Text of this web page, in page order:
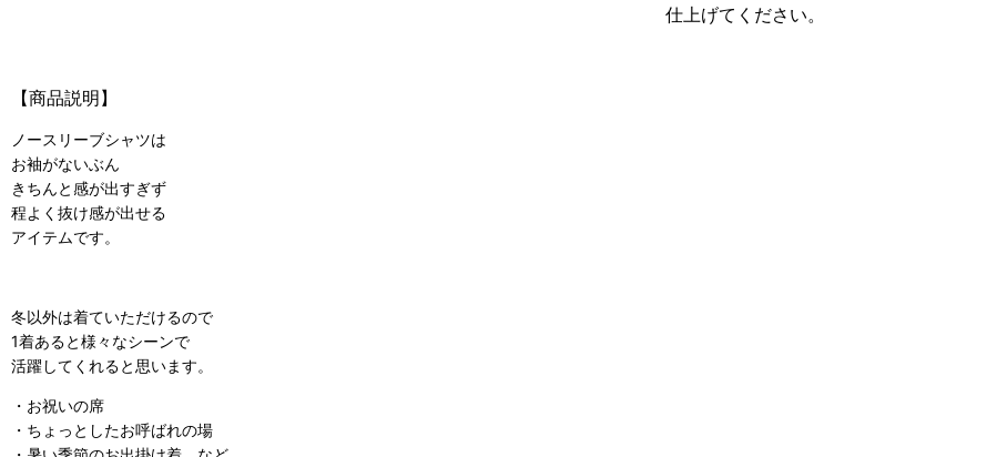
仕上げてください。
【商品説明】
ノースリーブシャツは
お袖がないぶん
きちんと感が出すぎず
程よく抜け感が出せる
アイテムです。
冬以外は着ていただけるので
1着あると様々なシーンで
活躍してくれると思います。
・お祝いの席
・ちょっとしたお呼ばれの場